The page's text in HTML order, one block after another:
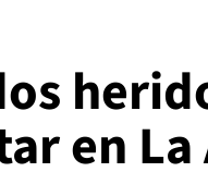
en La